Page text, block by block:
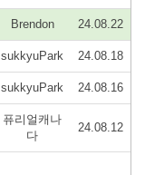
Brendon 24.08.22
sukkyuPark 24.08.18
sukkyuPark 24.08.16
퓨리얼캐나
다
24.08.12